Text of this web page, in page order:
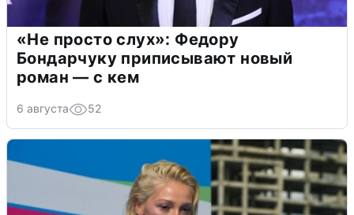
«Не просто слух»: Федору
Бондарчуку приписывают новый
роман — с кем
6 августа 52